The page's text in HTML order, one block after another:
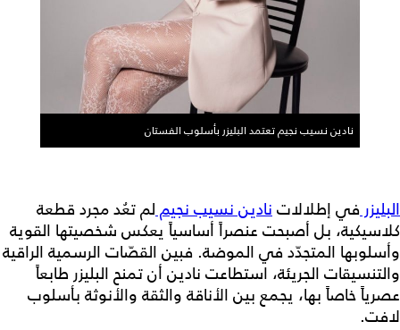
نادين نسيب نجيم تعتمد البليزر بأسلوب الفستان
البليزرفي إطلالاتنادين نسيب نجيملم تعُد مجرد قطعة
كلاسيكية، بل أصبحت عنصراً أساسياً يعكس شخصيتها القوية
وأسلوبها المتجدّد في الموضة. فبين القصّات الرسمية الراقية
والتنسيقات الجريئة، استطاعت نادين أن تمنح البليزر طابعاً
عصرياً خاصاً بها، يجمع بين الأناقة والثقة والأنوثة بأسلوب
لافت.